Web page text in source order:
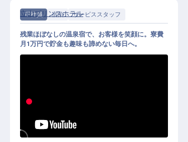
正社員 宿泊 サービススタッフ
サービススタッフ│月給21万円～／
ほぼなし・未経験OK
立山プリンスホテル
残業ほぼなしの温泉宿で、お客様を笑顔に。寮費
月1万円で貯金も趣味も諦めない毎日へ。